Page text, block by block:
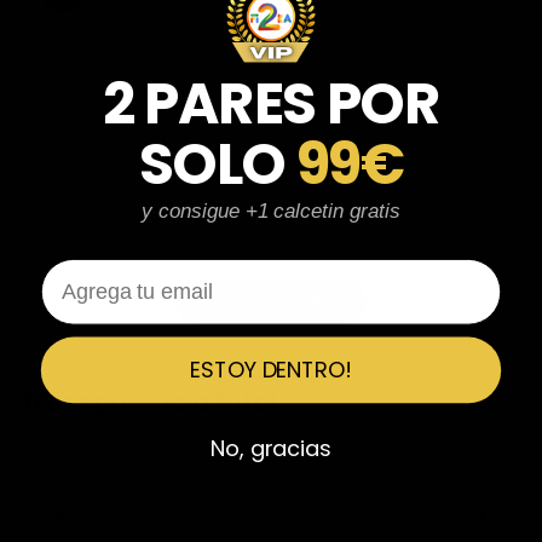
Confiables al 100%
Calidad brutal, zapatillas impolutas sin ningún rasguño, la caja
nítida y con calcetines de regalo. El tiempo de espera el
estimado y el tallaje correcto también. Muy confiables desde
Ver más reseñas
Transparencia total
Capturas de conversaciones confirmando la entrega. Datos
personales parcialmente ocultados por privacidad.
2 PARES POR
SOLO99€
y consigue +1 calcetin gratis
Email
ESTOY DENTRO!
No, gracias